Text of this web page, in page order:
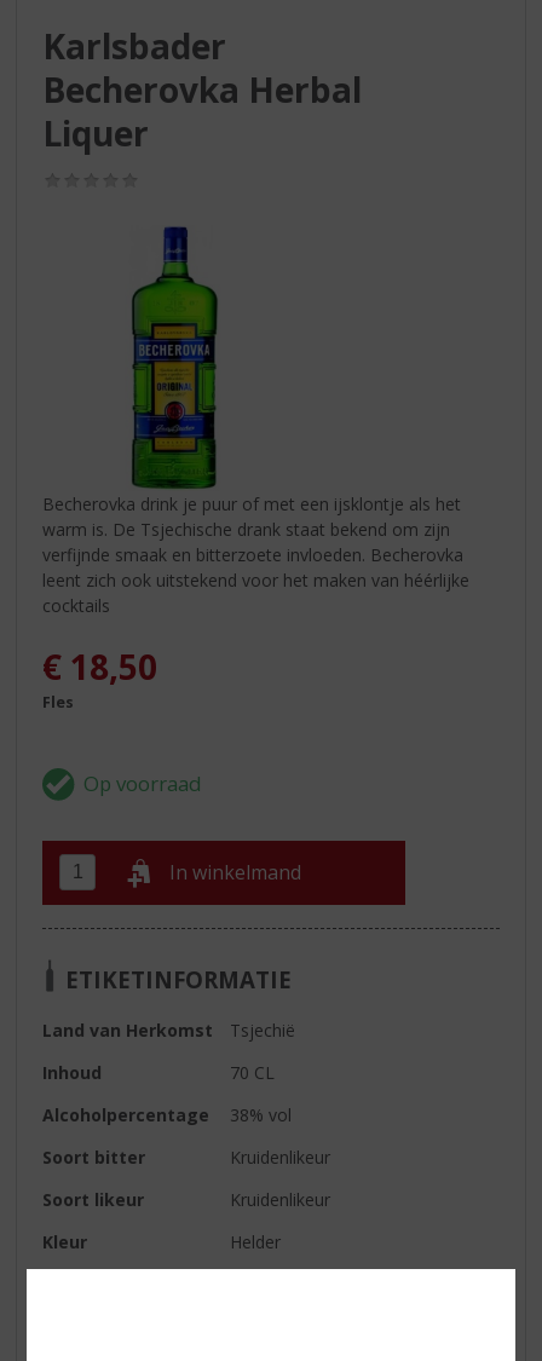
Karlsbader
Becherovka Herbal
Liquer
Becherovka drink je puur of met een ijsklontje als het
warm is. De Tsjechische drank staat bekend om zijn
verfijnde smaak en bitterzoete invloeden. Becherovka
leent zich ook uitstekend voor het maken van héérlijke
cocktails
€ 18,50
Fles
In winkelmand
ETIKETINFORMATIE
Land van Herkomst
Tsjechië
Inhoud
70 CL
Alcoholpercentage
38% vol
Soort bitter
Kruidenlikeur
Soort likeur
Kruidenlikeur
Kleur
Helder